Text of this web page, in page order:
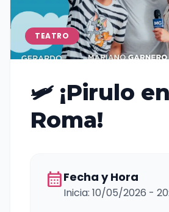
TEATRO
🛩️ ¡Pirulo
Roma!
calendar_monthFecha y Hora
Inicia: 10/05/2026 -